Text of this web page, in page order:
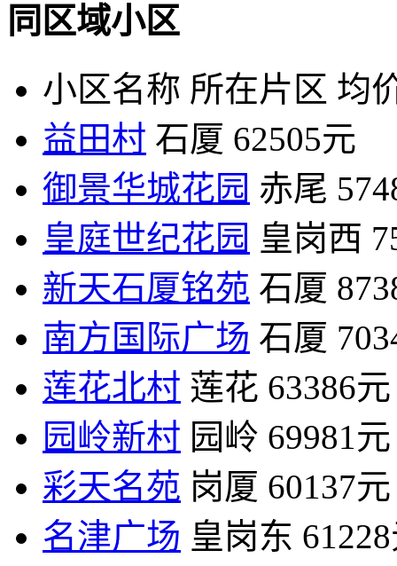
同区域小区
小区名称 所在片区 均
益田村 石厦 62505元
御景华城花园 赤尾
皇庭世纪花园 皇岗西
新天石厦铭苑 石厦
南方国际广场 石厦
莲花北村 莲花 63386元
园岭新村 园岭 69981元
彩天名苑 岗厦 60137元
名津广场 皇岗东